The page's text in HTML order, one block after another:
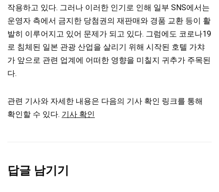
작용하고 있다. 그러나 이러한 인기로 인해 일부 SNS에서는
운영자 측에서 금지한 당첨권의 재판매와 경품 교환 등이 활
발히 이루어지고 있어 문제가 되고 있다. 그럼에도 코로나19
로 침체된 일본 관광 산업을 살리기 위해 시작된 호텔 가챠
가 앞으로 관련 업계에 어떠한 영향을 미칠지 귀추가 주목된
다.
관련 기사와 자세한 내용은 다음의 기사 확인 링크를 통해
확인할 수 있다. 기사 확인
답글 남기기